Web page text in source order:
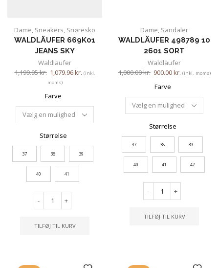
Dame, Sneakers, Snøresko
WALDLÄUFER 669K01
JEANS SKY
Waldläufer
1,199.95kr. 1,079.96kr. (inkl.
moms)
Farve
Størrelse
37 38 39
40 41
- +
TILFØJ TIL KURV
Dame, Sandaler
WALDLÄUFER 498789 10
2601 SORT
Waldläufer
1,000.00kr. 900.00kr. (inkl. moms)
Farve
Størrelse
37 38 39
40 41 42
- +
TILFØJ TIL KURV